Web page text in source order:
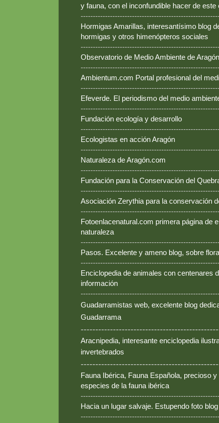
y fauna, con el inconfundible hacer de este
Hormigas Amarillas, interesantísimo blog
hormigas y otros himenópteros sociales
Observatorio de Medio Ambiente de Aragón
Ambientum.com Portal profesional del
Efeverde. El periodismo del medio
Fundación ecología y desarrollo
Ecologistas en acción Aragón
Naturaleza de Aragón.com
Fundación para la Conservación del
Asociación Zerythia para la conservación
Fotoenlacenatural.com primera página de
naturaleza
Pasos. Excelente y ameno blog, sobre
Enciclopedia de animales con centenares
información
Guadarramistas web, excelente blog
Guadarrama
Aracnipedia, interesante enciclopedia
invertebrados
Fauna Ibérica, Fauna Española, precioso
especies de la fauna ibérica
Hacia un lugar salvaje. Estupendo foto